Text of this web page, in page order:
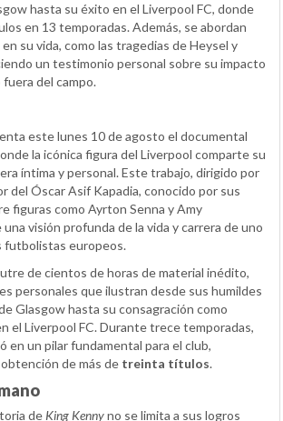
hasta su éxito en el Liverpool FC, donde
en 13 temporadas. Además, se abordan
su vida, como las tragedias de Heysel y
un testimonio personal sobre su impacto
del campo.
este lunes 10 de agosto el documental
la icónica figura del Liverpool comparte su
íntima y personal. Este trabajo, dirigido por
del Óscar Asif Kapadia, conocido por sus
figuras como Ayrton Senna y Amy
visión profunda de la vida y carrera de uno
futbolistas europeos.
de cientos de horas de material inédito,
personales que ilustran desde sus humildes
Glasgow hasta su consagración como
el Liverpool FC. Durante trece temporadas,
en un pilar fundamental para el club,
de más de treinta títulos.
de King Kennyno se limita a sus logros